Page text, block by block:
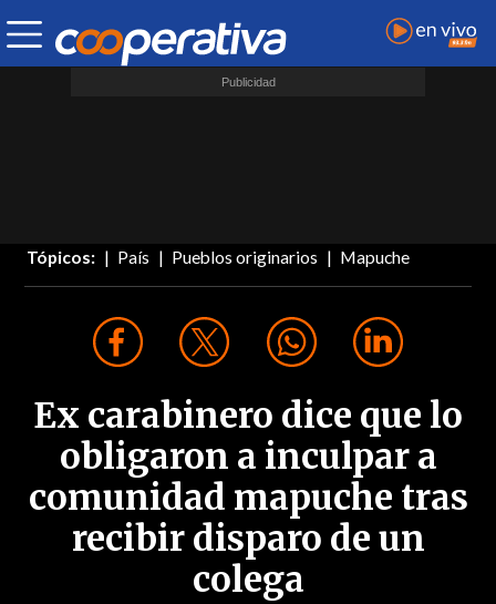
Tópicos: País Pueblos originarios Mapuche
Ex carabinero dice que lo
obligaron a inculpar a
comunidad mapuche tras
recibir disparo de un
colega